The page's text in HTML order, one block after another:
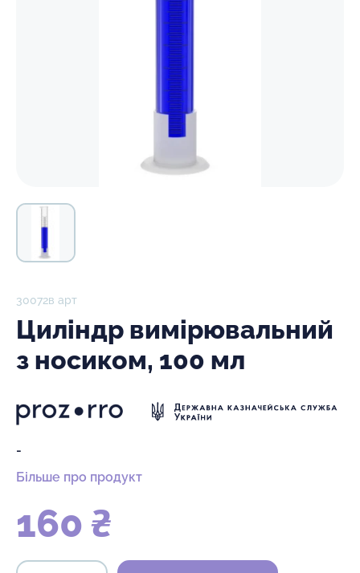
30072в арт
Циліндр вимірювальний
з носиком, 100 мл
-
Більше про продукт
160 ₴